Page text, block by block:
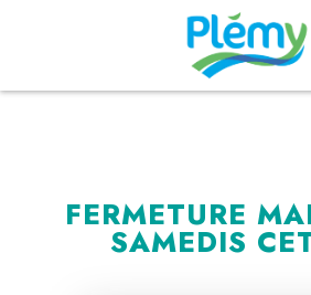
FERMETURE
SAMEDIS